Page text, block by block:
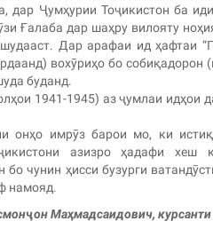
дар Ҷумҳурии Тоҷикистон ба
Ғалаба дар шаҳру вилояту
Дар арафаи ид ҳафтаи
вохӯриҳо бо собиқадорон
буданд.
1941-1945) аз ҷумлаи
онҳо имрӯз барои мо, ки
азизро ҳадафи
чунин ҳисси бузурги
намояд.
Маҳмадсаидович,